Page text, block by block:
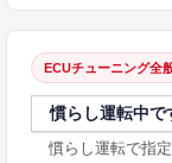
ECUチューニング全
慣らし運転中で
慣らし運転で指